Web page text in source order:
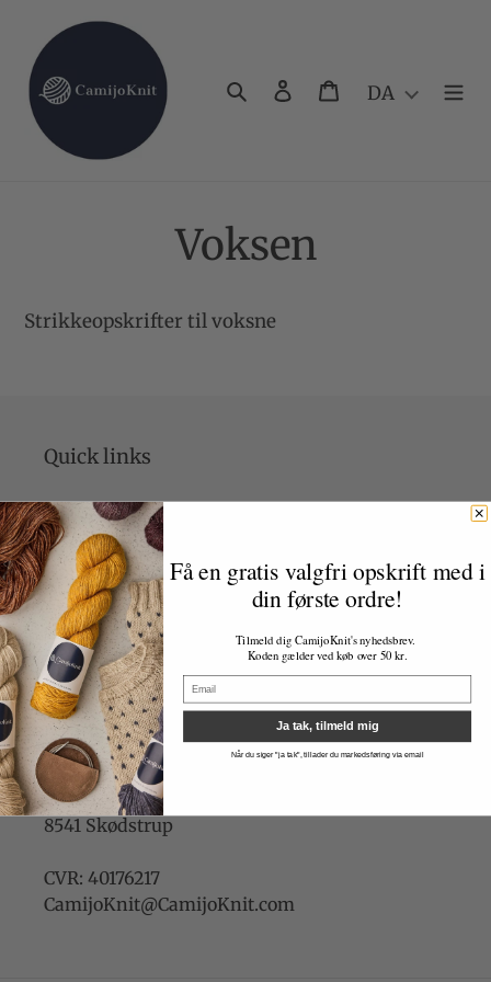
indhold
Søg
Log indIndkøbskurv
DA
Voksen
Strikkeopskrifter til voksne
Quick links
Search
Handelsbetingelser
Om CamijoKnit
CamijoKnit
Camilla Hoier Adamsen
Ved Skoven 16K
8541 Skødstrup
CVR: 40176217
CamijoKnit@CamijoKnit.com
Få en gratis valgfri opskrift med i
din første ordre!
Tilmeld dig CamijoKnit's nyhedsbrev.
Koden gælder ved køb over 50 kr.
Email
Ja tak, tilmeld mig
Når du siger "ja tak", tillader du markedsføring via email